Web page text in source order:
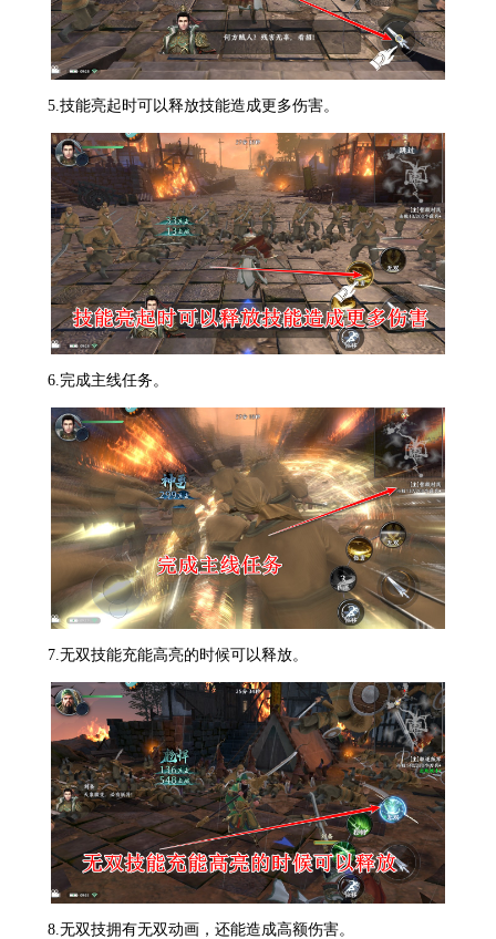
5.技能亮起时可以释放技能造成更多伤害。
6.完成主线任务。
7.无双技能充能高亮的时候可以释放。
8.无双技拥有无双动画，还能造成高额伤害。